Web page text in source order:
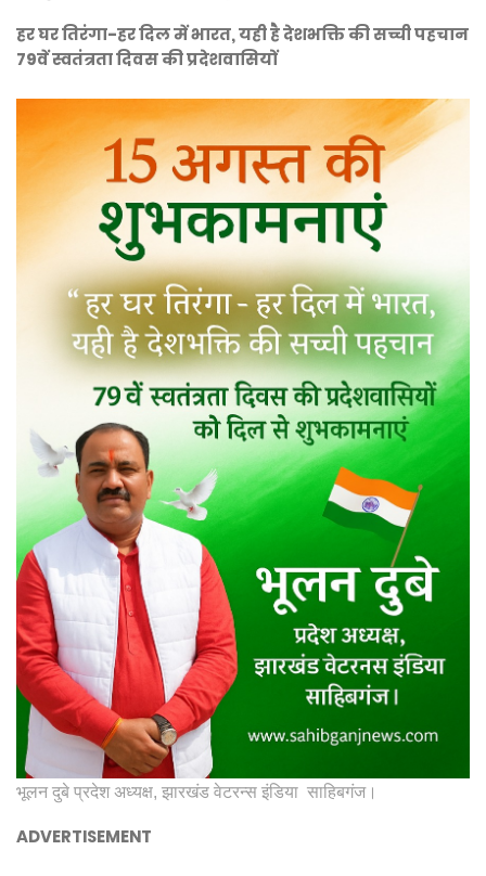
हर घर तिरंगा-हर दिल में भारत, यही है देशभक्ति की सच्ची पहचान
79वें स्वतंत्रता दिवस की प्रदेशवासियों
भूलन दुबे प्रदेश अध्यक्ष, झारखंड वेटरन्स इंडिया साहिबगंज।
ADVERTISEMENT